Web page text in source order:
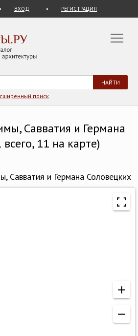
ВХОД РЕГИСТРАЦИЯ
поиск
Савватия и Германа
11 на карте)
Савватия и Германа Соловецких